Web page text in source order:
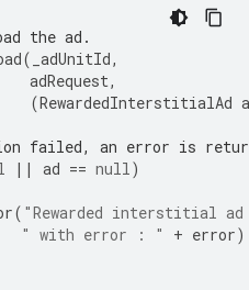
the ad.
( _adUnitId,
adRequest,
(RewardedInterstitialAd
failed, an error is
|| ad == null)
( "Rewarded interstitial
" with error : "
+ error